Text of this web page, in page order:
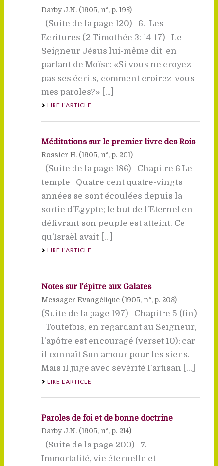
Darby J.N. (1905, n°, p. 198)
(Suite de la page 120) 6. Les
Ecritures (2 Timothée 3: 14-17) Le
Seigneur Jésus lui-même dit, en
parlant de Moïse: «Si vous ne croyez
pas ses écrits, comment croirez-vous
mes paroles?» [...]
LIRE L'ARTICLE
Méditations sur le premier livre des Rois
Rossier H. (1905, n°, p. 201)
(Suite de la page 186) Chapitre 6 Le
temple Quatre cent quatre-vingts
années se sont écoulées depuis la
sortie d’Egypte; le but de l’Eternel en
délivrant son peuple est atteint. Ce
qu’Israël avait [...]
LIRE L'ARTICLE
Notes sur l’épître aux Galates
Messager Evangélique (1905, n°, p. 208)
(Suite de la page 197) Chapitre 5 (fin)
Toutefois, en regardant au Seigneur,
l’apôtre est encouragé (verset 10); car
il connaît Son amour pour les siens.
Mais il juge avec sévérité l’artisan [...]
LIRE L'ARTICLE
Paroles de foi et de bonne doctrine
Darby J.N. (1905, n°, p. 214)
(Suite de la page 200) 7.
Immortalité, vie éternelle et